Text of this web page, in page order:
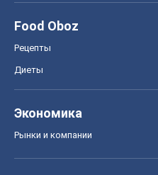
Food Oboz
Рецепты
Диеты
Экономика
Рынки и компании